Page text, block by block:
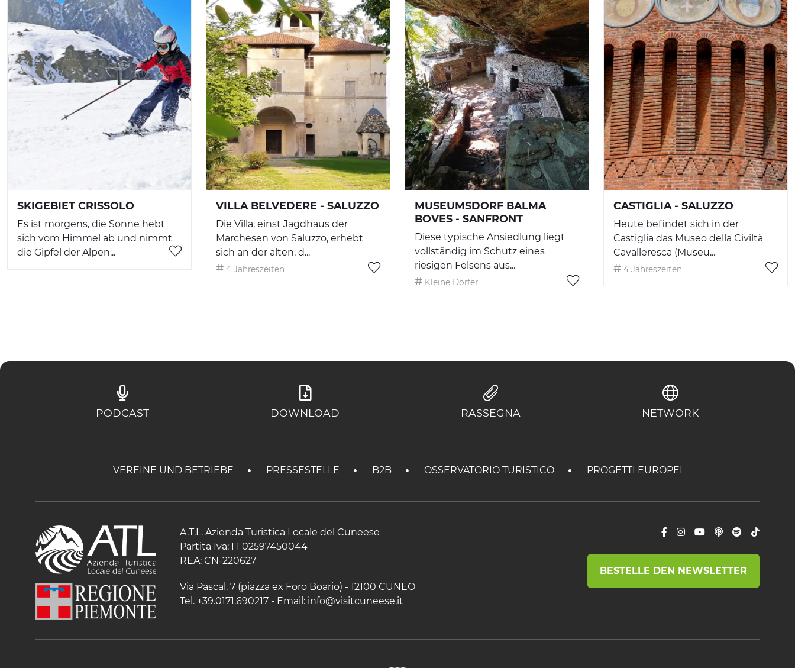
SKIGEBIET CRISSOLO
Es ist morgens, die Sonne hebt
sich vom Himmel ab und nimmt
die Gipfel der Alpen...
VILLA BELVEDERE - SALUZZO
Die Villa, einst Jagdhaus der
Marchesen von Saluzzo, erhebt
sich an der alten, d...
4 Jahreszeiten
MUSEUMSDORF BALMA
BOVES - SANFRONT
Diese typische Ansiedlung liegt
vollständig im Schutz eines
riesigen Felsens aus...
Kleine Dörfer
CASTIGLIA - SALUZZO
Heute befindet sich in der
Castiglia das Museo della Civiltà
Cavalleresca (Museu...
4 Jahreszeiten
PODCAST DOWNLOAD RASSEGNA NETWORK
VEREINE UND BETRIEBE PRESSESTELLE B2B OSSERVATORIO TURISTICO PROGETTI EUROPEI
A.T.L. Azienda Turistica Locale del Cuneese
Partita Iva: IT 02597450044
REA: CN-220627
Via Pascal, 7 (piazza ex Foro Boario) - 12100 CUNEO
Tel. +39.0171.690217 - Email: info@visitcuneese.it
BESTELLE DEN NEWSLETTER